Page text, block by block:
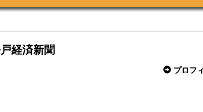
経済新聞
プロフ